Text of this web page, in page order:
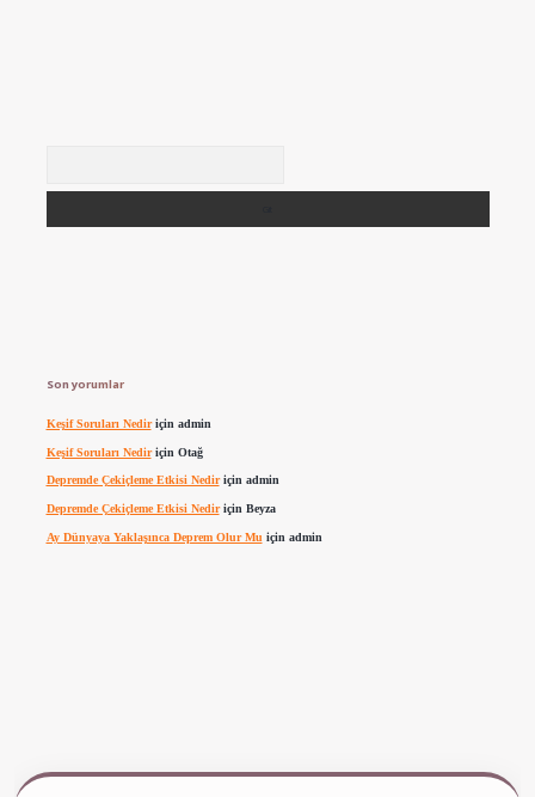
Son yorumlar
Keşif Soruları Nediriçin admin
Keşif Soruları Nediriçin Otağ
Depremde Çekiçleme Etkisi Nediriçin admin
Depremde Çekiçleme Etkisi Nediriçin Beyza
Ay Dünyaya Yaklaşınca Deprem Olur Mu için admin